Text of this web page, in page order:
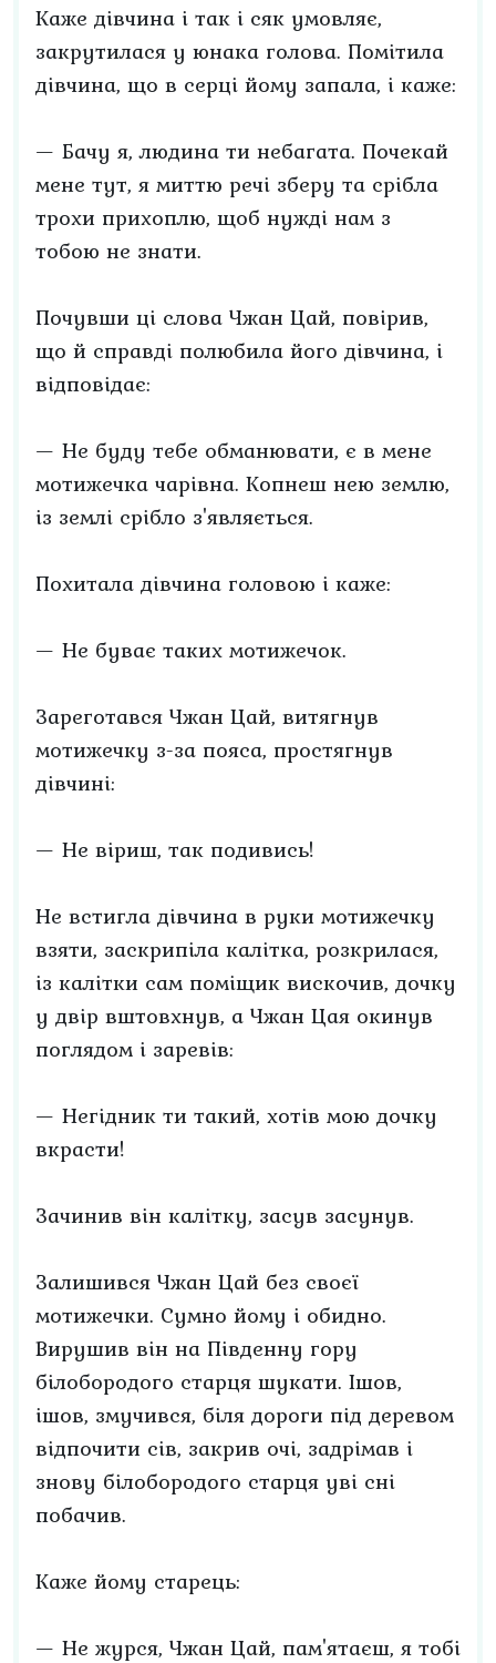
Каже дівчина і так і сяк умовляє,
закрутилася у юнака голова. Помітила
дівчина, що в серці йому запала, і каже:
— Бачу я, людина ти небагата. Почекай
мене тут, я миттю речі зберу та срібла
трохи прихоплю, щоб нужді нам з
тобою не знати.
Почувши ці слова Чжан Цай, повірив,
що й справді полюбила його дівчина, і
відповідає:
— Не буду тебе обманювати, є в мене
мотижечка чарівна. Копнеш нею землю,
із землі срібло з'являється.
Похитала дівчина головою і каже:
— Не буває таких мотижечок.
Зареготався Чжан Цай, витягнув
мотижечку з-за пояса, простягнув
дівчині:
— Не віриш, так подивись!
Не встигла дівчина в руки мотижечку
взяти, заскрипіла калітка, розкрилася,
із калітки сам поміщик вискочив, дочку
у двір вштовхнув, а Чжан Цая окинув
поглядом і заревів:
— Негідник ти такий, хотів мою дочку
вкрасти!
Зачинив він калітку, засув засунув.
Залишився Чжан Цай без своєї
мотижечки. Сумно йому і обидно.
Вирушив він на Південну гору
білобородого старця шукати. Ішов,
ішов, змучився, біля дороги під деревом
відпочити сів, закрив очі, задрімав і
знову білобородого старця уві сні
побачив.
Каже йому старець:
— Не журся, Чжан Цай, пам'ятаєш, я тобі